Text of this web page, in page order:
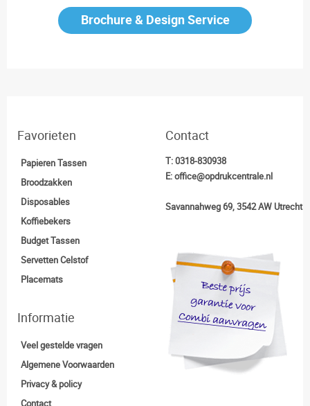
Brochure & Design Service
Favorieten
Papieren Tassen
Broodzakken
Disposables
Koffiebekers
Budget Tassen
Servetten Celstof
Placemats
Contact
T:0318-830938
E:office@opdrukcentrale.nl
Savannahweg 69, 3542 AW Utrecht
Informatie
Veel gestelde vragen
Algemene Voorwaarden
Privacy & policy
Contact